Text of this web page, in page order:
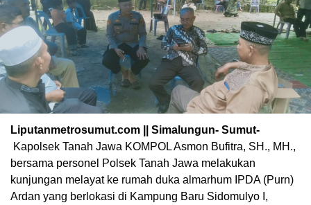
Liputanmetrosumut.com || Simalungun- Sumut-
Kapolsek Tanah Jawa KOMPOL Asmon Bufitra, SH., MH.,
bersama personel Polsek Tanah Jawa melakukan
kunjungan melayat ke rumah duka almarhum IPDA (Purn)
Ardan yang berlokasi di Kampung Baru Sidomulyo I,